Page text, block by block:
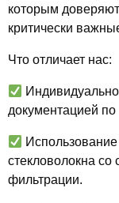
которым
критически
Что отличает нас:
документацией
стекловолокна
фильтрации.